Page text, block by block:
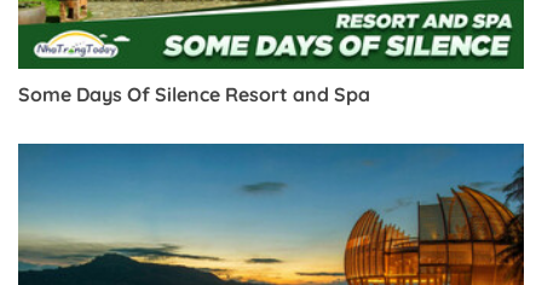
Some Days Of Silence Resort and Spa